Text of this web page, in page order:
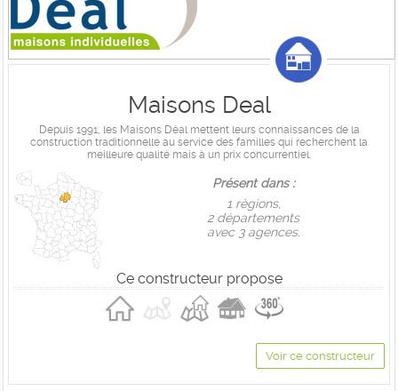
Maisons Deal
Depuis 1991, les Maisons Déal mettent leurs connaissances de la
construction traditionnelle au service des familles qui recherchent la
meilleure qualité mais à un prix concurrentiel.
Présent dans :
1 règions,
2 départements
avec 3 agences.
Ce constructeur propose
Voir ce constructeur